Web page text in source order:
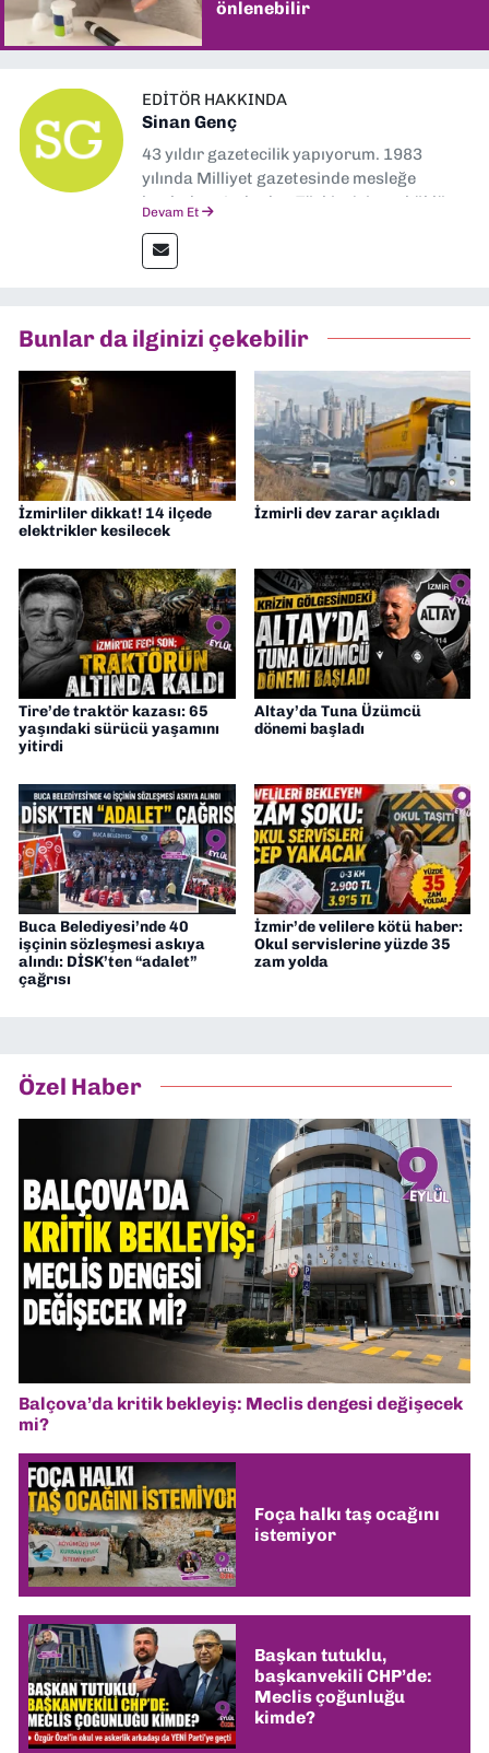
önlenebilir
EDITÖR HAKKINDA
Sinan Genç
43 yıldır gazetecilik yapıyorum. 1983
yılında Milliyet gazetesinde mesleğe
başladım. Ardından Türkiye’nin en köklü
muhabir, editör, müdür yardımcısı ve spor
müdürü olarak görev yaptım. Ayrıca Yeni
Gazetesi'nde editörlük yapıyorum
Devam Et
Bunlar da ilginizi çekebilir
İzmirliler dikkat! 14 ilçede
elektrikler kesilecek
İzmirli dev zarar açıkladı
Tire’de traktör kazası: 65
yaşındaki sürücü yaşamını
yitirdi
Altay’da Tuna Üzümcü
dönemi başladı
Buca Belediyesi’nde 40
işçinin sözleşmesi askıya
alındı: DİSK’ten “adalet”
çağrısı
İzmir’de velilere kötü haber:
Okul servislerine yüzde 35
zam yolda
Özel Haber
Balçova’da kritik bekleyiş: Meclis dengesi değişecek
mi?
Foça halkı taş ocağını
istemiyor
Başkan tutuklu,
başkanvekili CHP’de:
Meclis çoğunluğu
kimde?